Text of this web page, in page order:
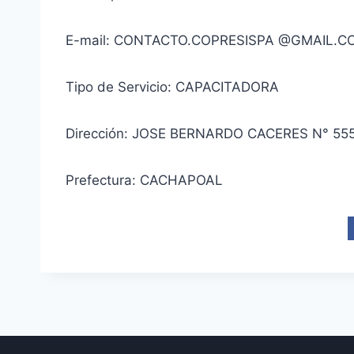
E-mail: CONTACTO.COPRESISPA
Tipo de Servicio: CAPACITADORA
Dirección: JOSE BERNARDO CACERES N°
Prefectura: CACHAPOAL